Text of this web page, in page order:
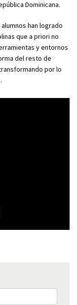
Dominicana.
alumnos han logrado
que a priori no
y entornos
del resto de
por lo